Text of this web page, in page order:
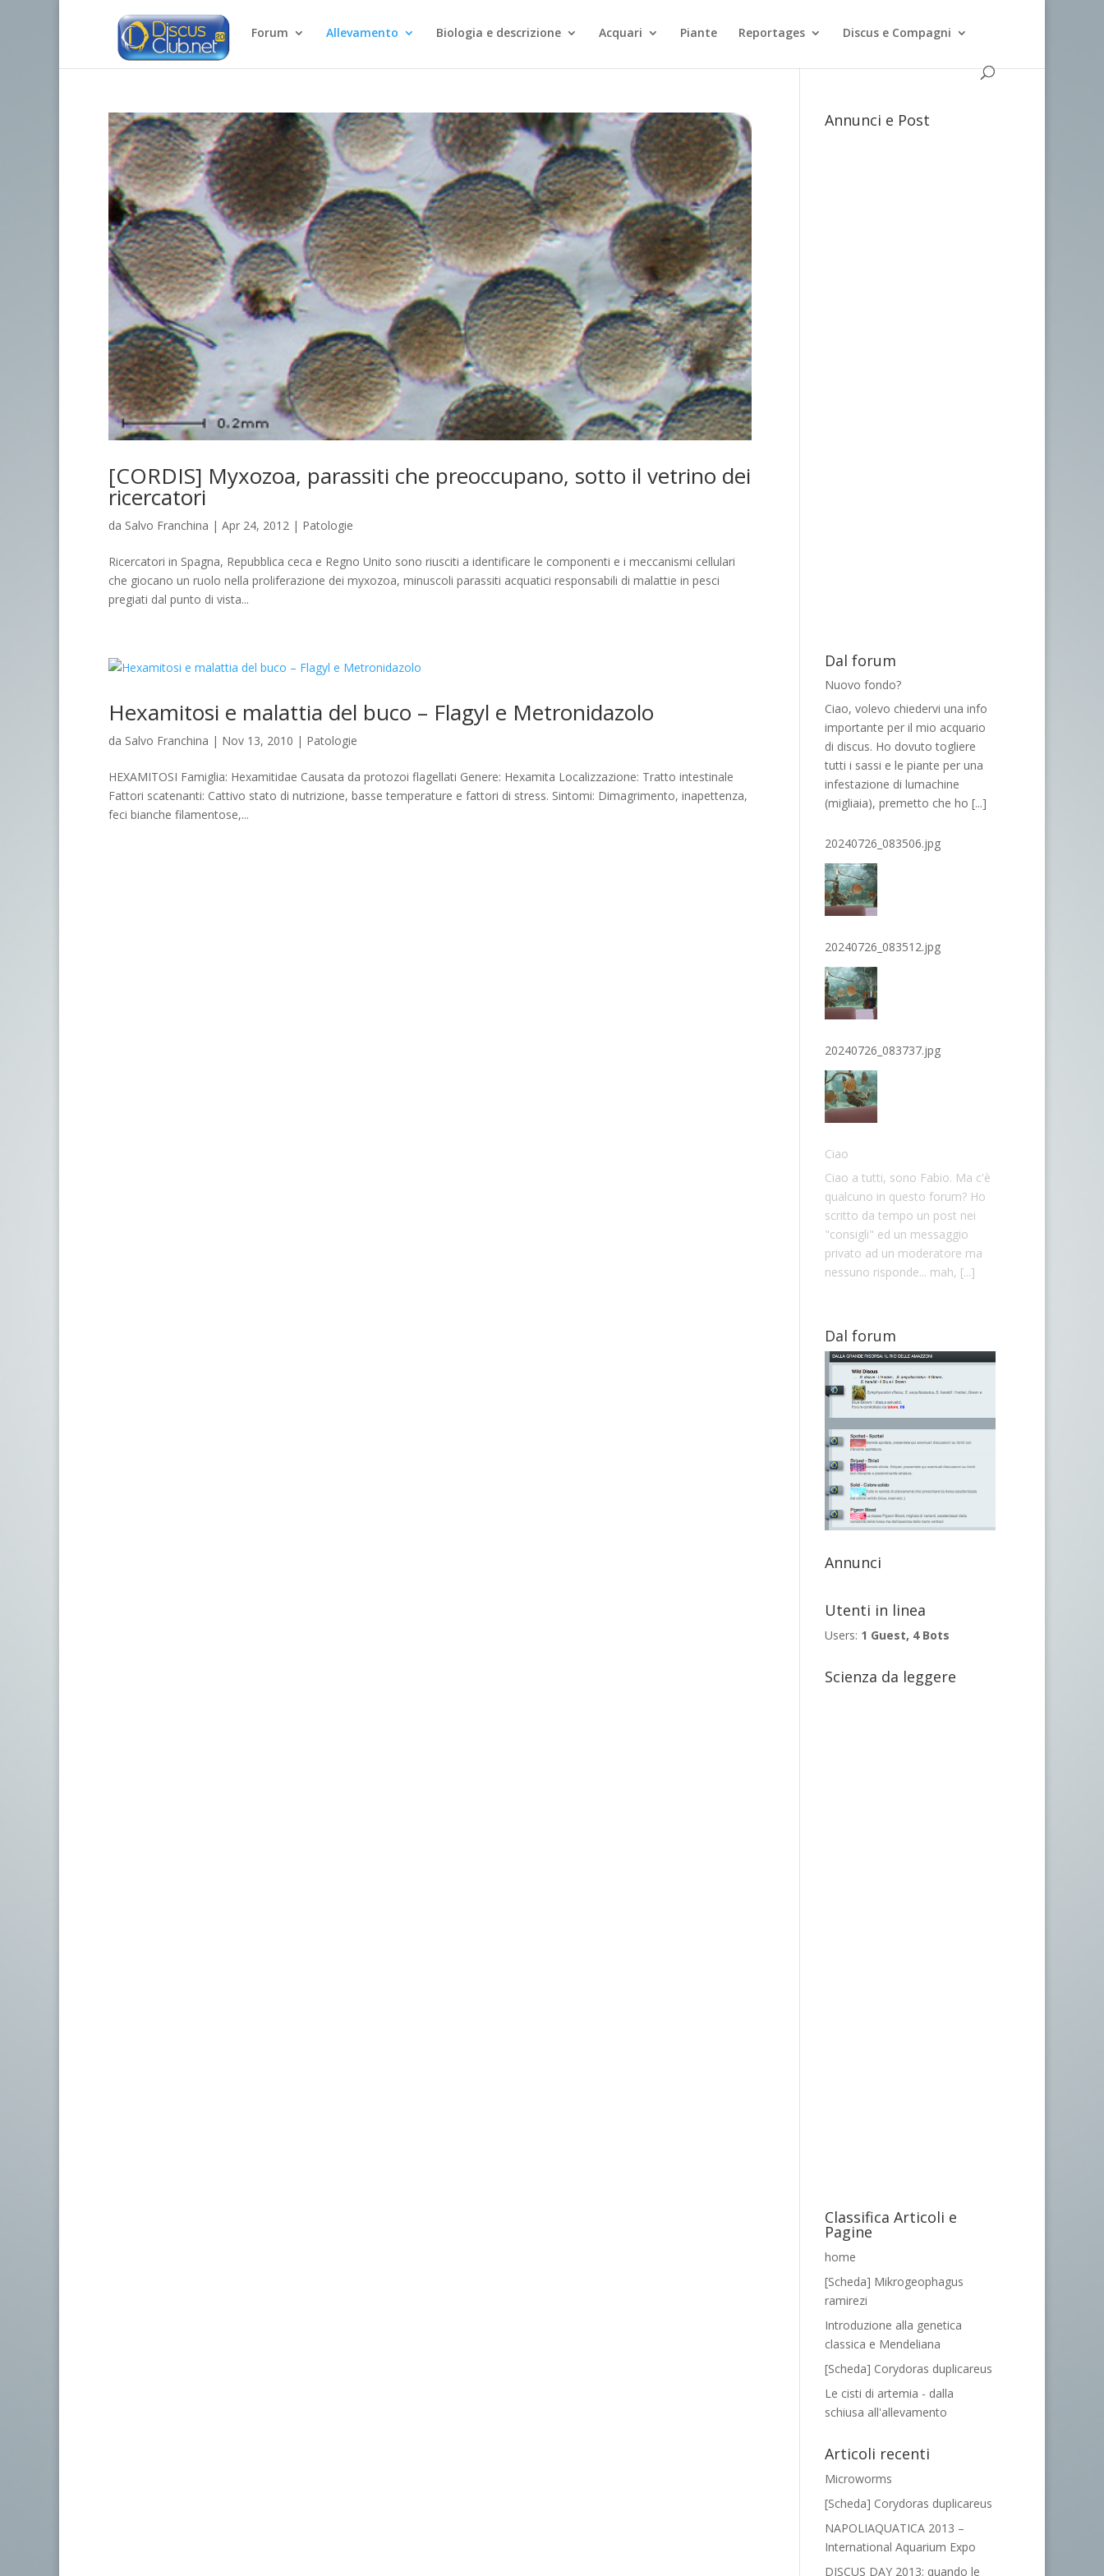
Forum Allevamento Biologia e descrizione Acquari Piante Reportages Discus e Compagni
[CORDIS] Myxozoa, parassiti che preoccupano, sotto il vetrino dei
ricercatori
da Salvo Franchina | Apr 24, 2012 | Patologie
Ricercatori in Spagna, Repubblica ceca e Regno Unito sono riusciti a identificare le componenti e i meccanismi cellulari
che giocano un ruolo nella proliferazione dei myxozoa, minuscoli parassiti acquatici responsabili di malattie in pesci
pregiati dal punto di vista...
Hexamitosi e malattia del buco – Flagyl e Metronidazolo
da Salvo Franchina | Nov 13, 2010 | Patologie
HEXAMITOSI Famiglia: Hexamitidae Causata da protozoi flagellati Genere: Hexamita Localizzazione: Tratto intestinale
Fattori scatenanti: Cattivo stato di nutrizione, basse temperature e fattori di stress. Sintomi: Dimagrimento, inapettenza,
feci bianche filamentose,...
Annunci e Post
Dal forum
Nuovo fondo?
Ciao, volevo chiedervi una info
importante per il mio acquario
di discus. Ho dovuto togliere
tutti i sassi e le piante per una
infestazione di lumachine
(migliaia), premetto che ho[...]
20240726_083506.jpg
20240726_083512.jpg
20240726_083737.jpg
Ciao
Ciao a tutti, sono Fabio. Ma c'è
qualcuno in questo forum? Ho
scritto da tempo un post nei
"consigli" ed un messaggio
privato ad un moderatore ma
nessuno risponde... mah, [...]
Dal forum
Annunci
Utenti in linea
Users: 1 Guest, 4 Bots
Scienza da leggere
Classifica Articoli e
Pagine
home
[Scheda] Mikrogeophagus
ramirezi
Introduzione alla genetica
classica e Mendeliana
[Scheda] Corydoras duplicareus
Le cisti di artemia - dalla
schiusa all'allevamento
Articoli recenti
Microworms
[Scheda] Corydoras duplicareus
NAPOLIAQUATICA 2013 –
International Aquarium Expo
DISCUS DAY 2013: quando le